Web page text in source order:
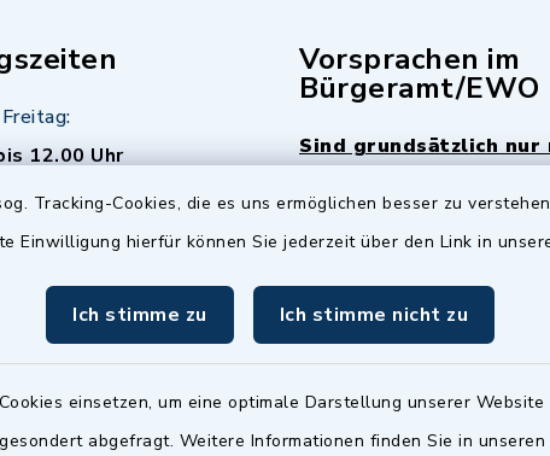
Tracking-Cookies, die es uns ermöglichen besser zu
Einwilligung hierfür können Sie jederzeit über den Link in
Ich stimme zu Ich stimme nicht zu
einsetzen, um eine optimale Darstellung unserer
abgefragt. Weitere Informationen finden Sie in unseren
12.00 Uhr
Uhr - allerdings
Termine sind
fragen Sie den
Sachbearbeiter)
Vorsprachen im
Bürgeramt/EWO
Sind grundsätzlich nur
istMittwochs